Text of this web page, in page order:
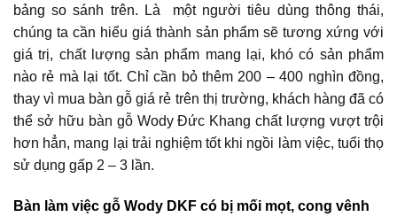
bảng so sánh trên. Là một người tiêu dùng thông thái,
chúng ta cần hiểu giá thành sản phẩm sẽ tương xứng với
giá trị, chất lượng sản phẩm mang lại, khó có sản phẩm
nào rẻ mà lại tốt. Chỉ cần bỏ thêm 200 – 400 nghìn đồng,
thay vì mua bàn gỗ giá rẻ trên thị trường, khách hàng đã có
thể sở hữu bàn gỗ Wody Đức Khang chất lượng vượt trội
hơn hẳn, mang lại trải nghiệm tốt khi ngồi làm việc, tuổi thọ
sử dụng gấp 2 – 3 lần.
Bàn làm việc gỗ Wody DKF có bị mối mọt, cong vênh